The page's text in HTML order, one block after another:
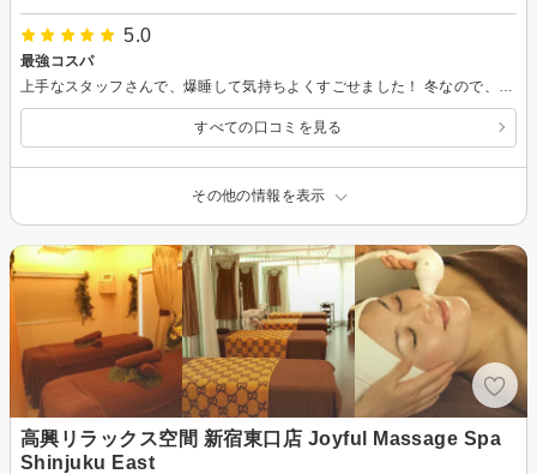
5.0
最強コスパ
すべての口コミを見る
その他の情報を表示
高興リラックス空間 新宿東口店 Joyful Massage Spa
Shinjuku East